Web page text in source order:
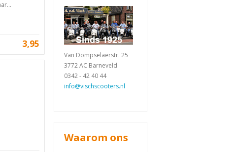
3,95
Van Dompselaerstr. 25
3772 AC Barneveld
0342 - 42 40 44
info@vischscooters.nl
Waarom ons